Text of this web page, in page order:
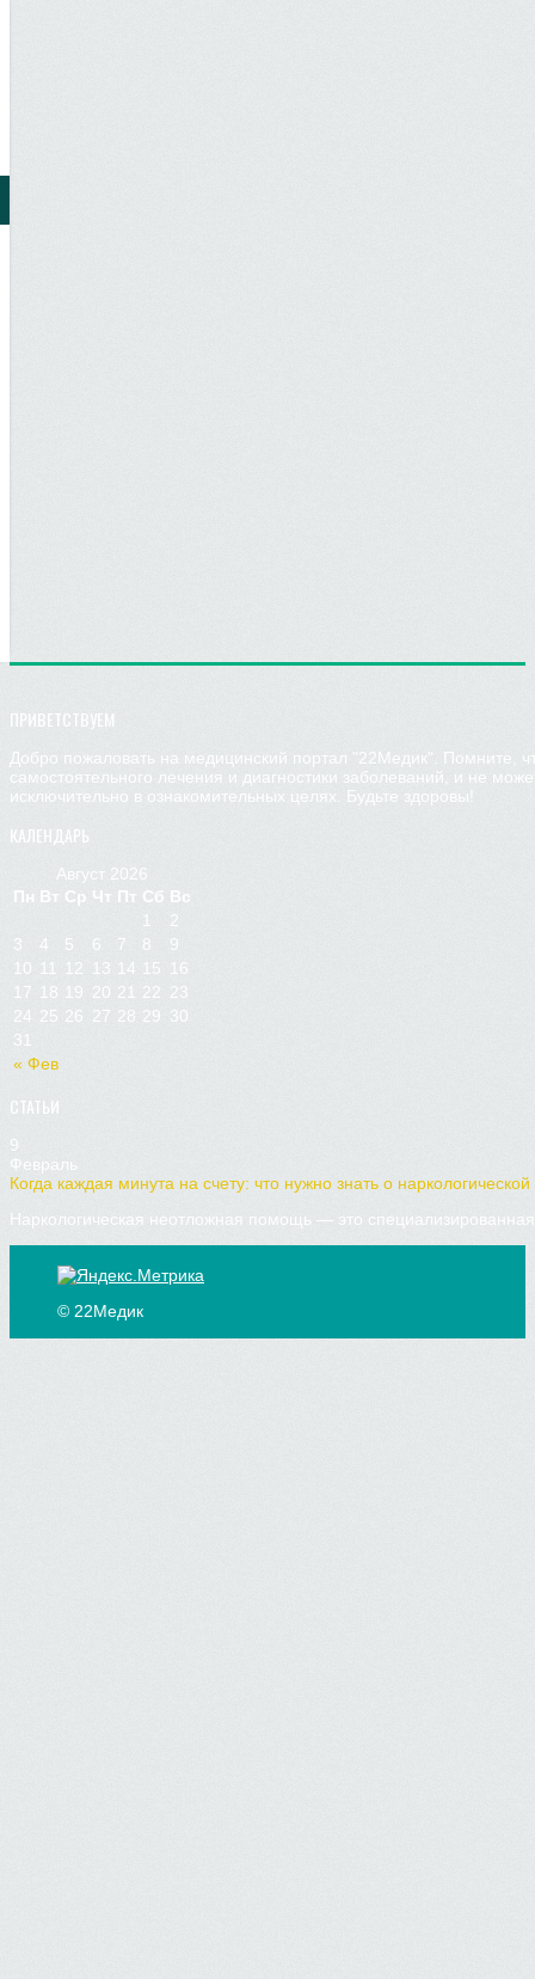
ПРИВЕТСТВУЕМ
Добро пожаловать на медицинский портал "22Медик". Помните,
самостоятельного лечения и диагностики заболеваний, и не
исключительно в ознакомительных целях. Будьте здоровы!
КАЛЕНДАРЬ
Август 2026
Пн Вт Ср Чт Пт Сб Вс
« Фев
1
2
3
4 5 6 7 8
9
10 11 12 13 14 15
16
17 18 19 20 21 22 23
24 25 26 27 28 29 30
31
СТАТЬИ
9
Февраль
Когда каждая минута на счету: что нужно знать о
Наркологическая неотложная помощь — это
© 22Медик